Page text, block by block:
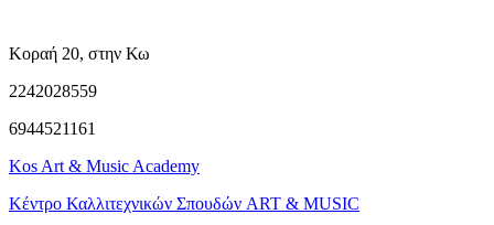
Κοραή 20, στην Κω
2242028559
6944521161
Kos Art & Music Academy
Κέντρο Καλλιτεχνικών Σπουδών ART & MUSIC